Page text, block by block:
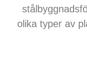
olika typer av